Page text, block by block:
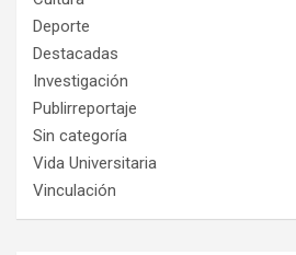
Deporte
Destacadas
Investigación
Publirreportaje
Sin categoría
Vida Universitaria
Vinculación